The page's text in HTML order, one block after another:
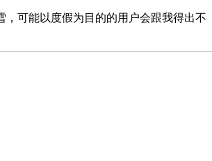
，可能以度假为目的的用户会跟我得出不